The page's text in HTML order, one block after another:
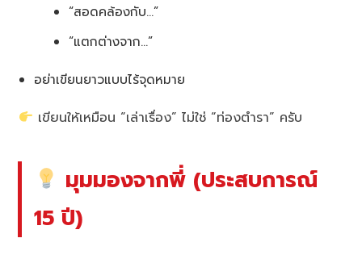
“สอดคล้องกับ…”
“แตกต่างจาก…”
อย่าเขียนยาวแบบไร้จุดหมาย
เขียนให้เหมือน “เล่าเรื่อง” ไม่ใช่ “ท่องตำรา” ครับ
มุมมองจากพี่ (ประสบการณ์
15 ปี)